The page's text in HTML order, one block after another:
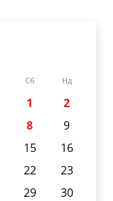
Сб Нд
1
2
8
9
15
16
22
23
29
30